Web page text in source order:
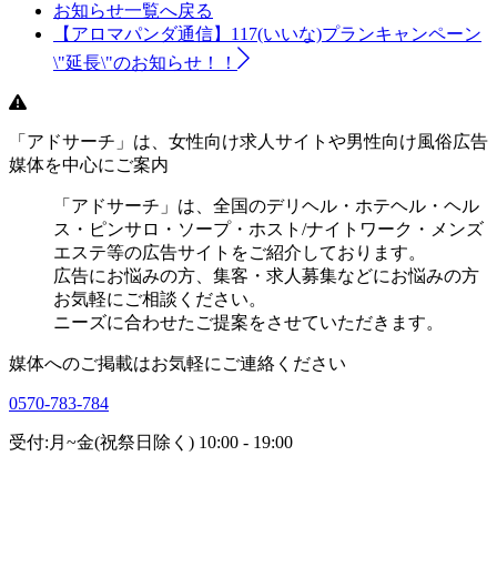
お知らせ一覧へ戻る
【アロマパンダ通信】117(いいな)プランキャンペーン
\"延長\"のお知らせ！！
「アドサーチ」は、女性向け求人サイトや男性向け風俗広告
媒体を中心にご案内
「アドサーチ」は、全国のデリヘル・ホテヘル・ヘル
ス・ピンサロ・ソープ・ホスト/ナイトワーク・メンズ
エステ等の広告サイトをご紹介しております。
広告にお悩みの方、集客・求人募集などにお悩みの方
お気軽にご相談ください。
ニーズに合わせたご提案をさせていただきます。
媒体へのご掲載はお気軽にご連絡ください
0570-783-784
受付:月~金(祝祭日除く) 10:00 - 19:00